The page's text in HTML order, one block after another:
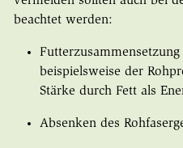
beachtet werden:
beispielsweise der
Stärke durch Fett als
Absenken des